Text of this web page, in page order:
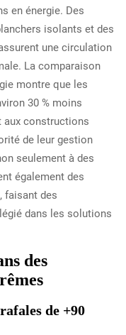
en énergie. Des
isolants et des
une circulation
La comparaison
montre que les
30 % moins
aux constructions
de leur gestion
seulement à des
également des
faisant des
dans les solutions
des
de +90